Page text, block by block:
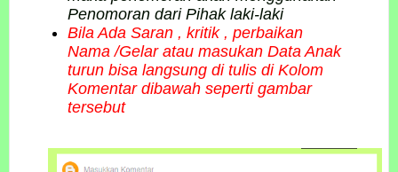
Penomoran dari Pihak laki-laki
Bila Ada Saran , kritik , perbaikan
Nama /Gelar atau masukan Data Anak
turun bisa langsung di tulis di Kolom
Komentar dibawah seperti gambar
tersebut